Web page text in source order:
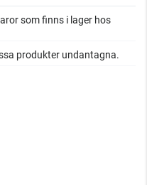
som finns i lager hos
produkter undantagna.